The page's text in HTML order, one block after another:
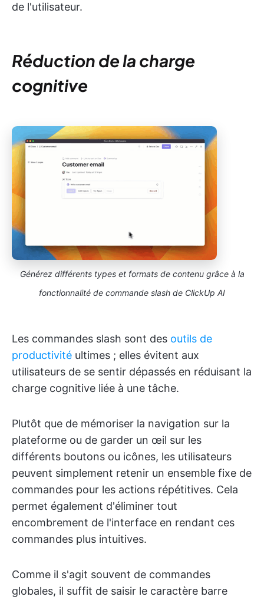
de l'utilisateur.
Réduction de la charge
cognitive
Générez différents types et formats de contenu grâce à la
fonctionnalité de commande slash de ClickUp AI
Les commandes slash sont des outils de
productivité ultimes ; elles évitent aux
utilisateurs de se sentir dépassés en réduisant la
charge cognitive liée à une tâche.
Plutôt que de mémoriser la navigation sur la
plateforme ou de garder un œil sur les
différents boutons ou icônes, les utilisateurs
peuvent simplement retenir un ensemble fixe de
commandes pour les actions répétitives. Cela
permet également d'éliminer tout
encombrement de l'interface en rendant ces
commandes plus intuitives.
Comme il s'agit souvent de commandes
globales, il suffit de saisir le caractère barre